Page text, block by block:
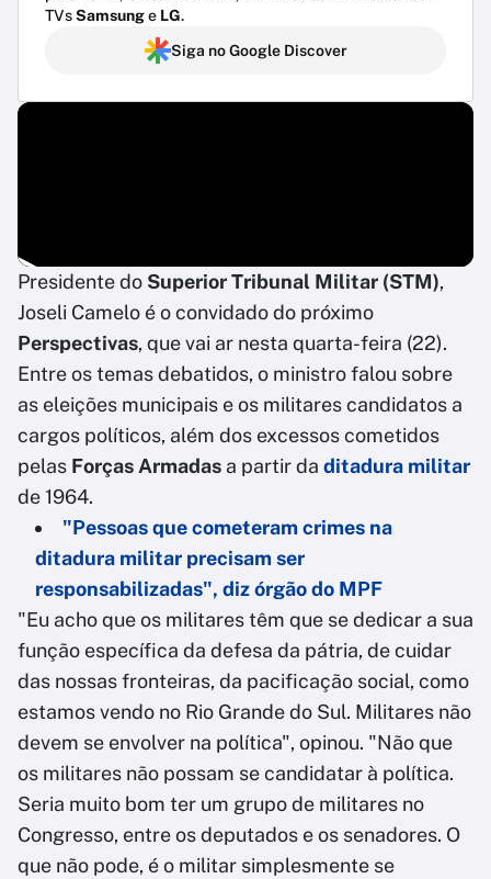
TVsSamsunge LG.
Siga no Google Discover
Presidente do Superior Tribunal Militar (STM),
Joseli Camelo é o convidado do próximo
Perspectivas, que vai ar nesta quarta-feira (22).
Entre os temas debatidos, o ministro falou sobre
as eleições municipais e os militares candidatos a
cargos políticos, além dos excessos cometidos
pelas Forças Armadas a partir da ditadura militar
de 1964.
"Pessoas que cometeram crimes na
ditadura militar precisam ser
responsabilizadas", diz órgão do MPF
"Eu acho que os militares têm que se dedicar a sua
função específica da defesa da pátria, de cuidar
das nossas fronteiras, da pacificação social, como
estamos vendo no Rio Grande do Sul. Militares não
devem se envolver na política", opinou. "Não que
os militares não possam se candidatar à política.
Seria muito bom ter um grupo de militares no
Congresso, entre os deputados e os senadores. O
que não pode, é o militar simplesmente se